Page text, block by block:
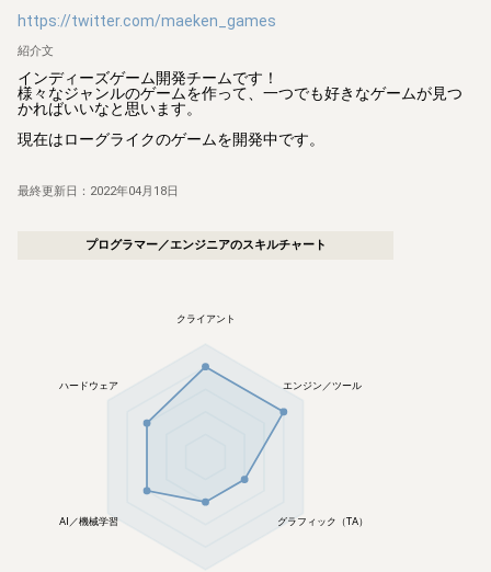
https://twitter.com/maeken_games
紹介文
インディーズゲーム開発チームです！
様々なジャンルのゲームを作って、一つでも好きなゲームが見つ
かればいいなと思います。
現在はローグライクのゲームを開発中です。
最終更新日： 2022年04月18日
プログラマー／エンジニアのスキルチャート
クライアント
エンジン／ツール
グラフィック（TA）
AI／機械学習
ハードウェア